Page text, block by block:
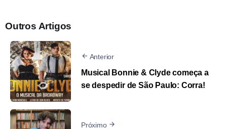
Outros Artigos
Anterior
Musical Bonnie & Clyde começa a
se despedir de São Paulo: Corra!
Próximo